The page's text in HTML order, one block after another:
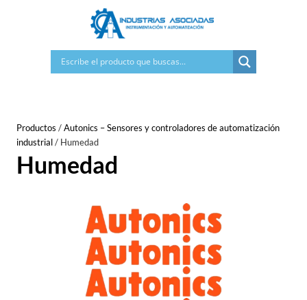
Productos /Autonics – Sensores y controladores de automatización
industrial/ Humedad
Humedad